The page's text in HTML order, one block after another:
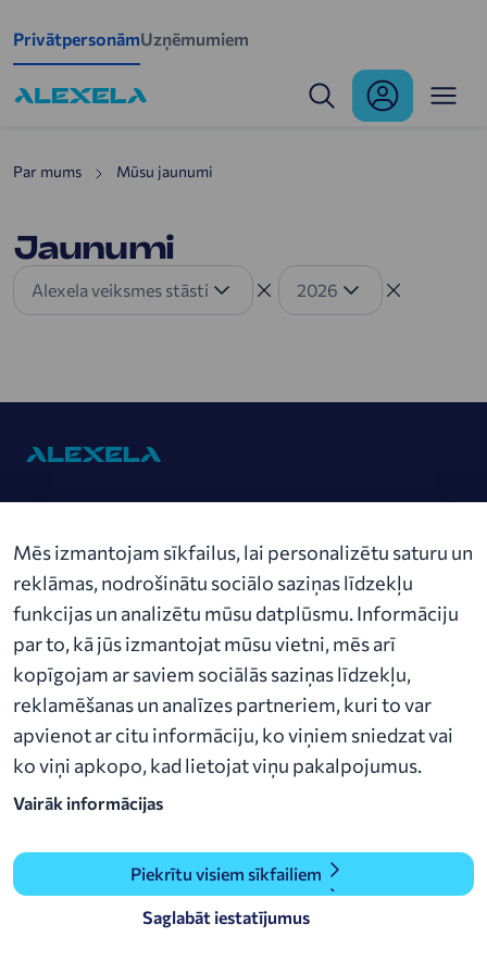
PrivātpersonāmUzņēmumiem
Par mums Mūsu jaunumi
Jaunumi
Alexela veiksmes stāsti 2026
Jaunumi
Kontakti
Audēju iela 15-4, LV-1050 Riga​
alexela@alexela.lv
+371 27 33 77 22
Mēs izmantojam sīkfailus, lai personalizētu saturu un
reklāmas, nodrošinātu sociālo saziņas līdzekļu
funkcijas un analizētu mūsu datplūsmu. Informāciju
par to, kā jūs izmantojat mūsu vietni, mēs arī
kopīgojam ar saviem sociālās saziņas līdzekļu,
reklamēšanas un analīzes partneriem, kuri to var
apvienot ar citu informāciju, ko viņiem sniedzat vai
ko viņi apkopo, kad lietojat viņu pakalpojumus.
Vairāk informācijas
Piekrītu visiem sīkfailiem
Saglabāt iestatījumus